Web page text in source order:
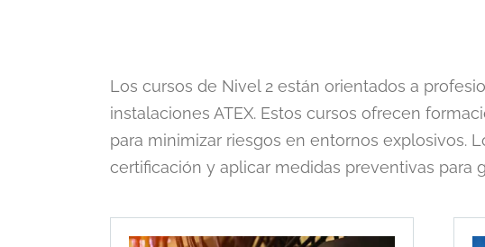
Los cursos de Nivel 2 están orientados a
instalaciones ATEX. Estos cursos ofrecen
para minimizar riesgos en entornos explosivos.
certificación y aplicar medidas preventivas para